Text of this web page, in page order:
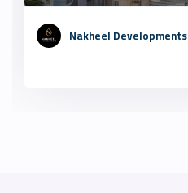
Nakheel Developments